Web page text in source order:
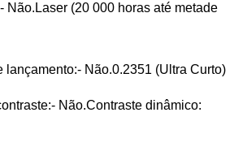
- Não. Laser (20 000 horas até metade
lançamento:- Não.0.2351 (Ultra Curto)
- Não.Contraste dinâmico: